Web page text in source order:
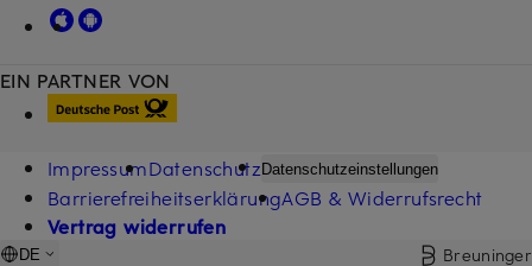
EIN PARTNER VON
ImpressumDatenschutzDatenschutzeinstellungen
BarrierefreiheitserklärungAGB & Widerrufsrecht
Vertrag widerrufen
DE Breuninger